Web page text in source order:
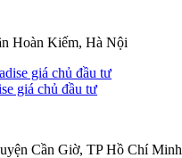
Hoàn Kiếm, Hà Nội
giá chủ đầu tư
Cần Giờ, TP Hồ Chí Minh